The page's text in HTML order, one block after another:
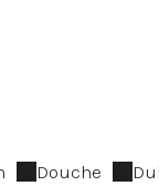
Douche